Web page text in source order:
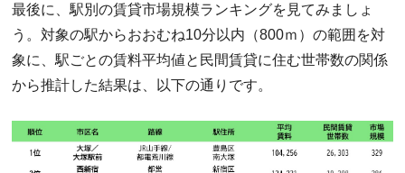
最後に、駅別の賃貸市場規模ランキングを見てみましょ
う。対象の駅からおおむね10分以内（800ｍ）の範囲を対
象に、駅ごとの賃料平均値と民間賃貸に住む世帯数の関係
から推計した結果は、以下の通りです。